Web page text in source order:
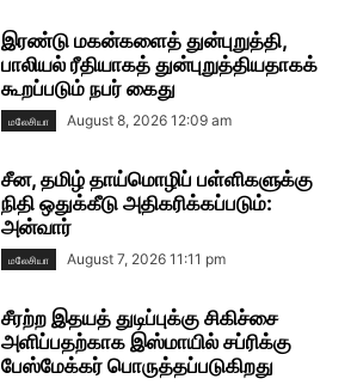
இரண்டு மகன்களைத் துன்புறுத்தி,
பாலியல் ரீதியாகத் துன்புறுத்தியதாகக்
கூறப்படும் நபர் கைது
மலேசியா August 8, 2026 12:09 am
சீன, தமிழ் தாய்மொழிப் பள்ளிகளுக்கு
நிதி ஒதுக்கீடு அதிகரிக்கப்படும்:
அன்வார்
மலேசியா August 7, 2026 11:11 pm
சீரற்ற இதயத் துடிப்புக்கு சிகிச்சை
அளிப்பதற்காக இஸ்மாயில் சப்ரிக்கு
பேஸ்மேக்கர் பொருத்தப்படுகிறது